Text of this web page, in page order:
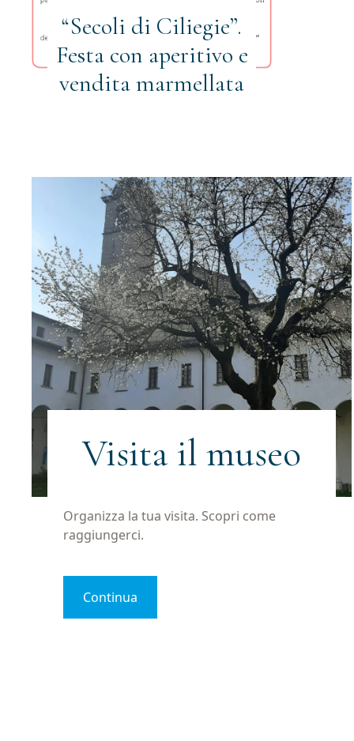
“Secoli di Ciliegie”.
Festa con aperitivo e
vendita marmellata
Visita il museo
Organizza la tua visita. Scopri come
raggiungerci.
Continua